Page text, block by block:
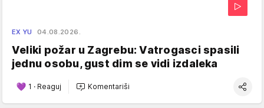
EX YU 04.08.2026.
Veliki požar u Zagrebu: Vatrogasci spasili
jednu osobu, gust dim se vidi izdaleka
1 · Reaguj Komentariši